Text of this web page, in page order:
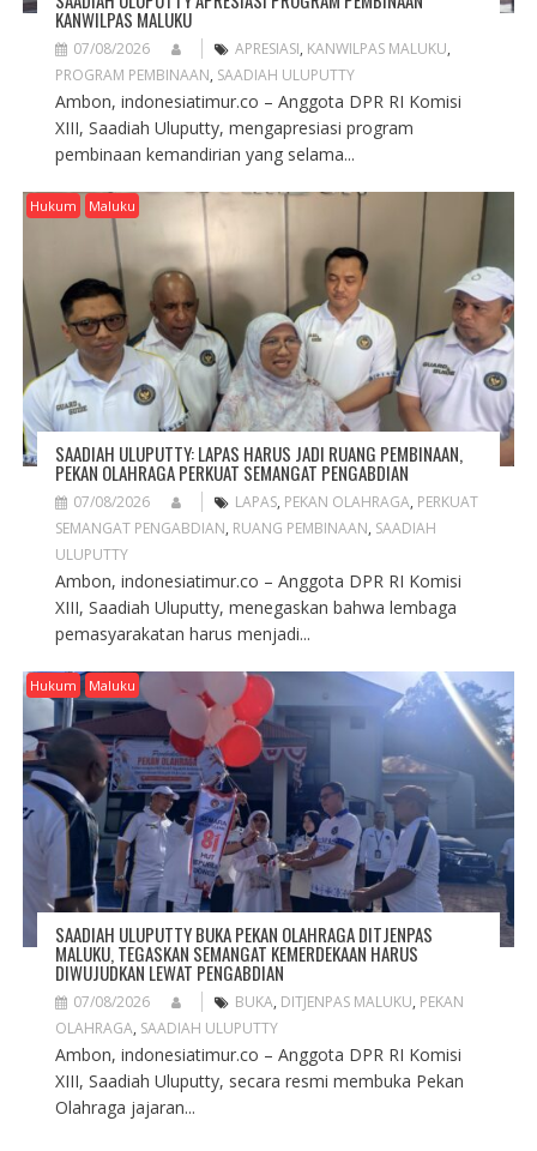
KANWILPAS MALUKU
07/08/2026 APRESIASI, KANWILPAS MALUKU,
PROGRAM PEMBINAAN, SAADIAH ULUPUTTY
Ambon, indonesiatimur.co – Anggota DPR RI Komisi
XIII, Saadiah Uluputty, mengapresiasi program
pembinaan kemandirian yang selama...
Hukum Maluku
SAADIAH ULUPUTTY: LAPAS HARUS JADI RUANG PEMBINAAN,
PEKAN OLAHRAGA PERKUAT SEMANGAT PENGABDIAN
07/08/2026 LAPAS, PEKAN OLAHRAGA, PERKUAT
SEMANGAT PENGABDIAN, RUANG PEMBINAAN, SAADIAH
ULUPUTTY
Ambon, indonesiatimur.co – Anggota DPR RI Komisi
XIII, Saadiah Uluputty, menegaskan bahwa lembaga
pemasyarakatan harus menjadi...
Hukum Maluku
SAADIAH ULUPUTTY BUKA PEKAN OLAHRAGA DITJENPAS
MALUKU, TEGASKAN SEMANGAT KEMERDEKAAN HARUS
DIWUJUDKAN LEWAT PENGABDIAN
07/08/2026 BUKA, DITJENPAS MALUKU, PEKAN
OLAHRAGA, SAADIAH ULUPUTTY
Ambon, indonesiatimur.co – Anggota DPR RI Komisi
XIII, Saadiah Uluputty, secara resmi membuka Pekan
Olahraga jajaran...